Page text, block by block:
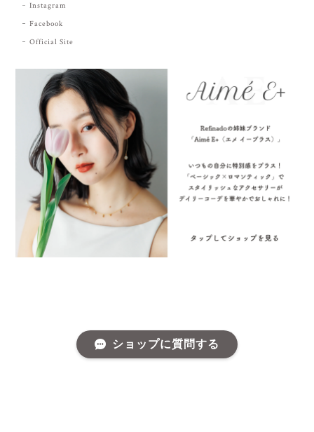
Instagram
Facebook
Official Site
ショップに質問する